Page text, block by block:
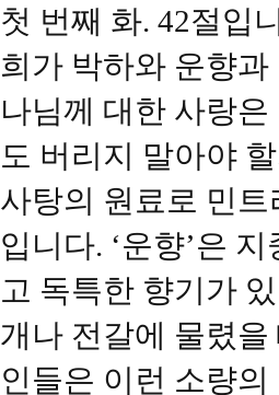
첫 번째 화. 42절입
희가 박하와 운향
나님께 대한 사랑
도 버리지 말아야
사탕의 원료로 민
입니다. ‘운향’은
고 독특한 향기가
개나 전갈에 물렸
인들은 이런 소량